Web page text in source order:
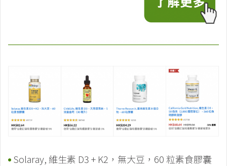
Solaray, 維生素 D3 + K2，無大豆，60 粒素食膠囊